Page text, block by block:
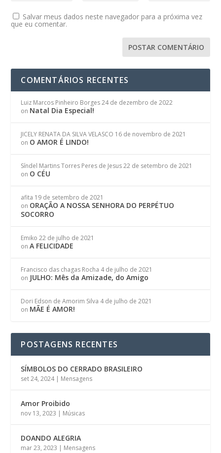
Salvar meus dados neste navegador para a próxima vez
que eu comentar.
COMENTÁRIOS RECENTES
Luiz Marcos Pinheiro Borges 24 de dezembro de 2022
on Natal Dia Especial!
JICELY RENATA DA SILVA VELASCO 16 de novembro de 2021
on O AMOR É LINDO!
Síndel Martins Torres Peres de Jesus 22 de setembro de 2021
on O CÉU
afita 19 de setembro de 2021
on ORAÇÃO A NOSSA SENHORA DO PERPÉTUO
SOCORRO
Emiko 22 de julho de 2021
onA FELICIDADE
Francisco das chagas Rocha 4 de julho de 2021
on JULHO: Mês da Amizade, do Amigo
Dori Edson de Amorim Silva 4 de julho de 2021
on MÃE É AMOR!
POSTAGENS RECENTES
SÍMBOLOS DO CERRADO BRASILEIRO
set 24, 2024| Mensagens
Amor Proibido
nov 13, 2023 | Músicas
DOANDO ALEGRIA
mar 23, 2023 | Mensagens